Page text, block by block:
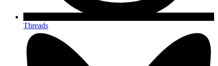
Threads